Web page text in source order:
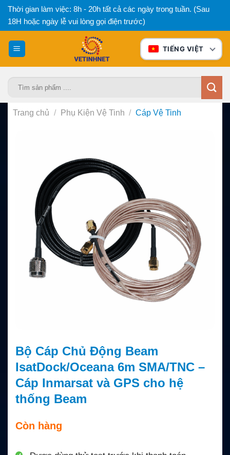
Bỏ
qua
nội
dung
Thời gian làm việc: 8h - 20h tất cả các ngày trong tuần. (Sau
18H hoặc ngày lễ vui lòng gọi điện trước)
TIẾNG VIỆT
Trang chủ / Phụ Kiện Vệ Tinh / Cáp Vệ Tinh
Bộ Cáp Chủ Động Beam
IsatDock/Oceana 6m SMA/TNC –
Cáp Inmarsat và GPS cho hệ
thống Beam
Còn hàng